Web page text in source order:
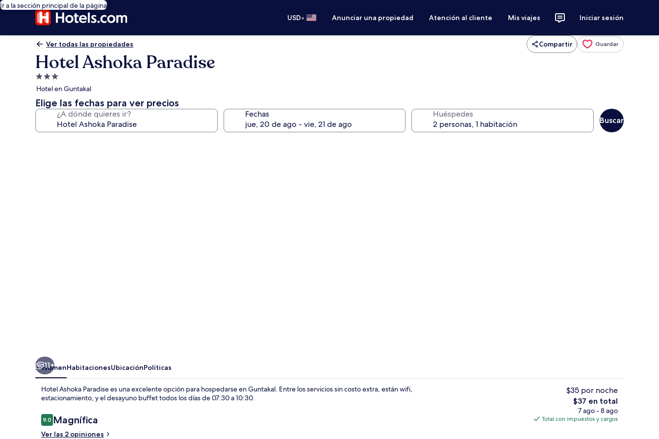
Ir a la sección principal de la página
USD• Anunciar una propiedad Atención al cliente Mis viajes Iniciar sesión
Ver todas las propiedades Compartir Guardar
Hotel Ashoka Paradise
Propiedad
de
3.0
estrellas
Hotel en Guntakal
Elige las fechas para ver precios
¿A dónde quieres ir? Fechas Huéspedes
Buscar
Wifi gratis
11+
ResumenHabitacionesUbicaciónPolíticas
Hotel Ashoka Paradise es una excelente opción para hospedarse en Guntakal. Entre los servicios sin costo extra, están wifi,
estacionamiento, y el desayuno buffet todos los días de 07:30 a 10:30.
Opiniones
9.09.0 de 10,
Magnífica
Ver las 2 opiniones
$35 por noche
El
precio
total
$37 en total
7 ago - 8 ago
Total con impuestos y cargos